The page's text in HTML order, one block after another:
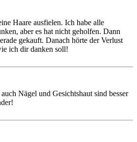
Haare ausfielen. Ich habe alle
aber es hat nicht geholfen. Dann
gekauft. Danach hörte der Verlust
ich dir danken soll!
Nägel und Gesichtshaut sind besser